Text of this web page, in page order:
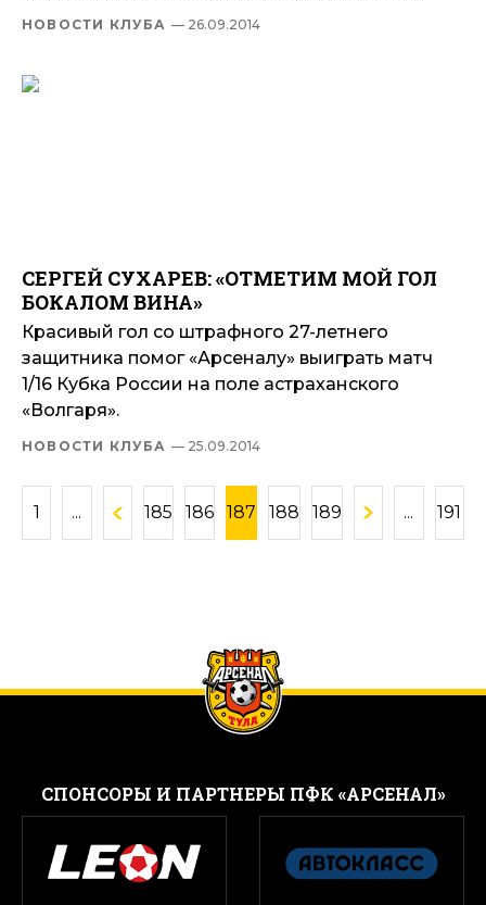
НОВОСТИ КЛУБА — 26.09.2014
СЕРГЕЙ СУХАРЕВ: «ОТМЕТИМ МОЙ ГОЛ
БОКАЛОМ ВИНА»
Красивый гол со штрафного 27-летнего
защитника помог «Арсеналу» выиграть матч
1/16 Кубка России на поле астраханского
«Волгаря».
НОВОСТИ КЛУБА — 25.09.2014
1 ... 185 186 187 188 189 ... 191
CПОНСОРЫ И ПАРТНЕРЫ ПФК «АРСЕНАЛ»